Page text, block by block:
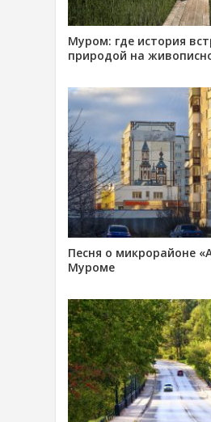
Муром: где история
природой на
Песня о микрорайоне
Муроме